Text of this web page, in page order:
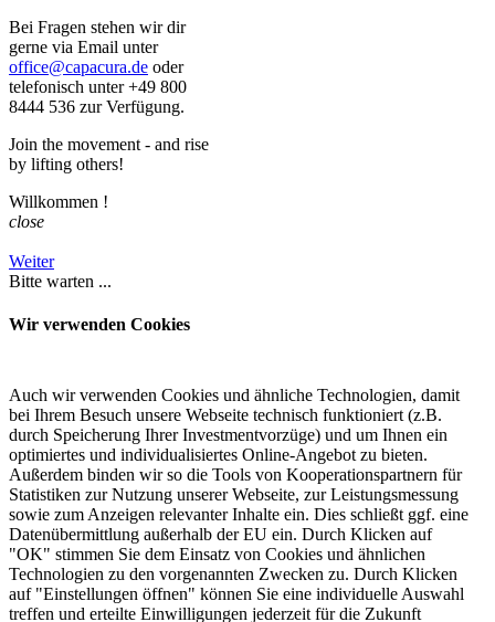
Bei Fragen stehen wir dir
gerne via Email unter
office@capacura.de oder
telefonisch unter +49 800
8444 536 zur Verfügung.
Join the movement - and rise
by lifting others!
Willkommen !
close
Weiter
Bitte warten ...
Wir verwenden Cookies
Auch wir verwenden Cookies und ähnliche Technologien, damit
bei Ihrem Besuch unsere Webseite technisch funktioniert (z.B.
durch Speicherung Ihrer Investmentvorzüge) und um Ihnen ein
optimiertes und individualisiertes Online-Angebot zu bieten.
Außerdem binden wir so die Tools von Kooperationspartnern für
Statistiken zur Nutzung unserer Webseite, zur Leistungsmessung
sowie zum Anzeigen relevanter Inhalte ein. Dies schließt ggf. eine
Datenübermittlung außerhalb der EU ein. Durch Klicken auf
"OK" stimmen Sie dem Einsatz von Cookies und ähnlichen
Technologien zu den vorgenannten Zwecken zu. Durch Klicken
auf "Einstellungen öffnen" können Sie eine individuelle Auswahl
treffen und erteilte Einwilligungen jederzeit für die Zukunft